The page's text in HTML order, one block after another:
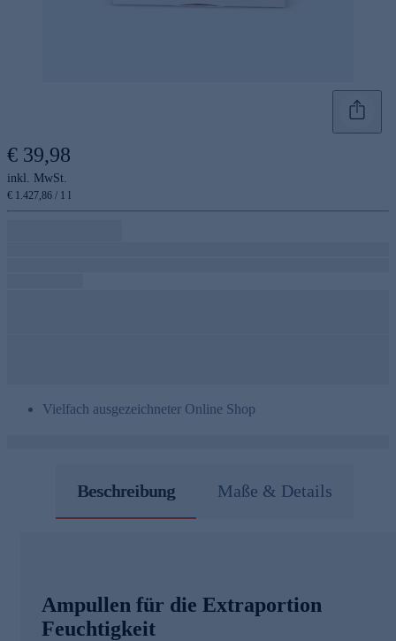
€ 39,98
inkl. MwSt.
€ 1.427,86 / 1 l
Vielfach ausgezeichneter Online Shop
Beschreibung Maße & Details
Ampullen für die Extraportion
Feuchtigkeit